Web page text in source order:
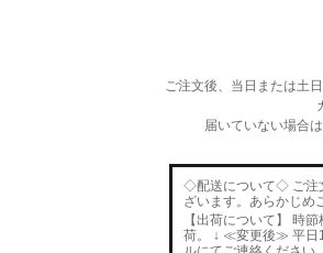
ご注文後、当日または土
届いていない場合
◇配送について◇ ご注
ざいます。あらかじめ
【出荷について】 時
荷。 ↓ ≪変更後≫ 平日